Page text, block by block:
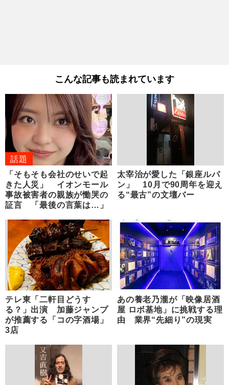
こんな記事も読まれています
話題
「そもそも会社のせいで起
きた人災」 イオンモール
事故被害者の親族が慟哭の
証言 「最後の言葉は…」
太宰治が愛した「銀座ルパ
ン」 10月で90周年を迎え
る“最古”の文壇バー
テレ東「二軒目どうす
る？」出演 加藤ジャンプ
が推薦する「コの字酒場」
3店
あの養老乃瀧が「映像居酒
屋 ロボ基地」に挑戦する理
由 業界“先細り”の現実